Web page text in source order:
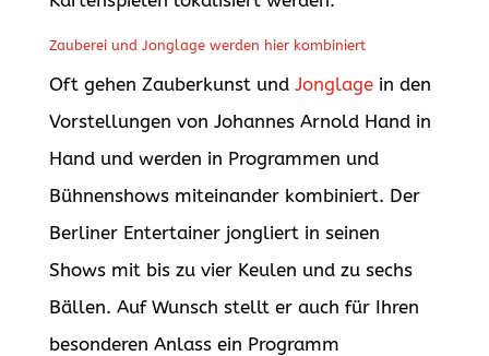
Zauberei und Jonglage werden hier kombiniert
Oft gehen Zauberkunst und Jonglagein den
Vorstellungen von Johannes Arnold Hand in
Hand und werden in Programmen und
Bühnenshows miteinander kombiniert. Der
Berliner Entertainer jongliert in seinen
Shows mit bis zu vier Keulen und zu sechs
Bällen. Auf Wunsch stellt er auch für Ihren
besonderen Anlass ein Programm